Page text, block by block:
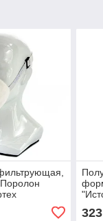
323